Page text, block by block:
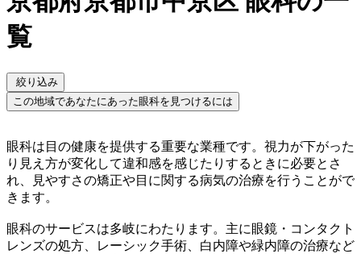
覧
絞り込み
この地域であなたにあった眼科を見つけるには
眼科は目の健康を提供する重要な業種です。視力が下がった
り見え方が変化して違和感を感じたりするときに必要とさ
れ、見やすさの矯正や目に関する病気の治療を行うことがで
きます。
眼科のサービスは多岐にわたります。主に眼鏡・コンタクト
レンズの処方、レーシック手術、白内障や緑内障の治療など